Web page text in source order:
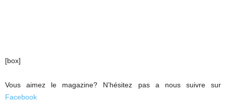
[box]
Vous aimez le magazine? N’hésitez pas a nous suivre sur
Facebook